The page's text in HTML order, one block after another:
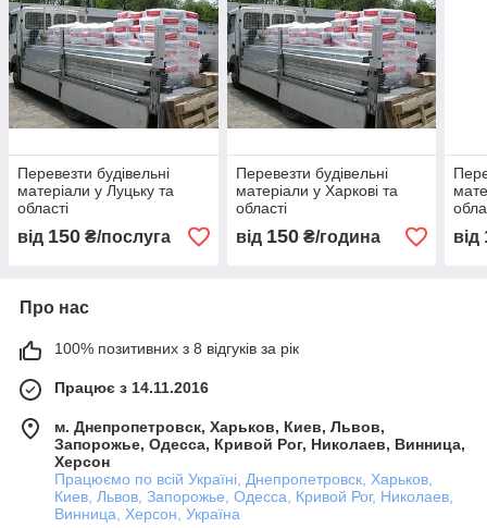
Перевезти будівельні
матеріали у Луцьку та
області
від 150 ₴/послуга
Перевезти будівельні
матеріали у Харкові та
області
від 150₴/година від
Про нас
100% позитивних з 8 відгуків за рік
Працює з 14.11.2016
м. Днепропетровск, Харьков, Киев, Львов,
Запорожье, Одесса, Кривой Рог, Николаев, Винница,
Херсон
Працюємо по всій Україні, Днепропетровск, Харьков,
Киев, Львов, Запорожье, Одесса, Кривой Рог, Николаев,
Винница, Херсон, Україна